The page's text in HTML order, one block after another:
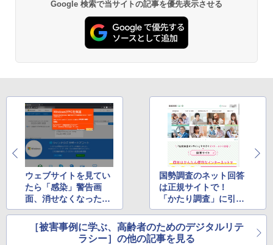
Google 検索で当サイトの記事を優先表示させる
ウェブサイトを見てい
たら「感染」警告画
面、消せなくなったと
きの対処方法は？
国勢調査のネット回答
は正規サイトで！
「かたり調査」に引っ
掛からないために
［被害事例に学ぶ、高齢者のためのデジタルリテ
ラシー］の他の記事を見る